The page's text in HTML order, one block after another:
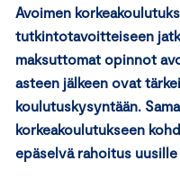
Avoimen
tutkintotavoitteiseen
maksuttomat opinnot
asteen jälkeen ovat
koulutuskysyntään.
korkeakoulutukseen
epäselvä rahoitus